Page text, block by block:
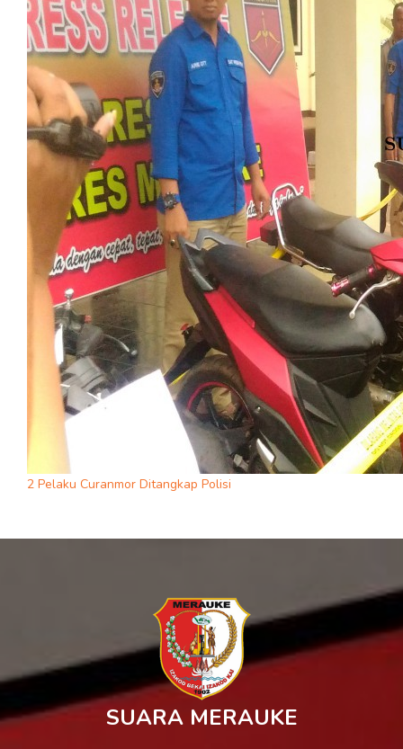
2 Pelaku Curanmor Ditangkap Polisi
SUARA MERAUKE